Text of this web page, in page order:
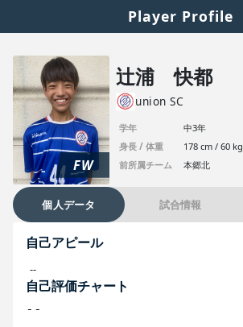
Player Profile
FW
辻浦 快都
union SC
学年
中3年
身長 / 体重
178 cm / 60 kg
前所属チーム
本郷北
個人データ 試合情報
自己アピール
--
自己評価チャート
--